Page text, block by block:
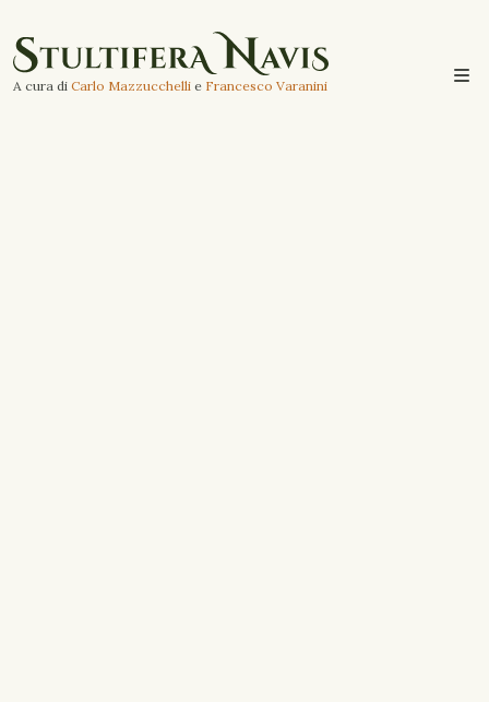
A cura di Carlo Mazzucchelli e Francesco Varanini